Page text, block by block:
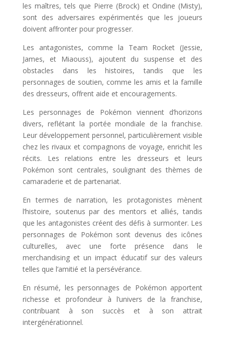
les maîtres, tels que Pierre (Brock) et Ondine (Misty),
sont des adversaires expérimentés que les joueurs
doivent affronter pour progresser.
Les antagonistes, comme la Team Rocket (Jessie,
James, et Miaouss), ajoutent du suspense et des
obstacles dans les histoires, tandis que les
personnages de soutien, comme les amis et la famille
des dresseurs, offrent aide et encouragements.
Les personnages de Pokémon viennent d’horizons
divers, reflétant la portée mondiale de la franchise.
Leur développement personnel, particulièrement visible
chez les rivaux et compagnons de voyage, enrichit les
récits. Les relations entre les dresseurs et leurs
Pokémon sont centrales, soulignant des thèmes de
camaraderie et de partenariat.
En termes de narration, les protagonistes mènent
l’histoire, soutenus par des mentors et alliés, tandis
que les antagonistes créent des défis à surmonter. Les
personnages de Pokémon sont devenus des icônes
culturelles, avec une forte présence dans le
merchandising et un impact éducatif sur des valeurs
telles que l’amitié et la persévérance.
En résumé, les personnages de Pokémon apportent
richesse et profondeur à l’univers de la franchise,
contribuant à son succès et à son attrait
intergénérationnel.